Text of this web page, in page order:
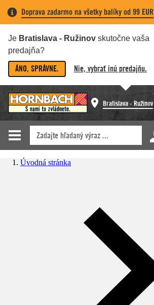
Doprava zadarmo na všetky balíky od 99 EUR
Je Bratislava - Ružinov skutočne vaša
predajňa?
ÁNO, SPRÁVNE. Nie, vybrať inú predajňu.
Bratislava - Ružinov
Úvodná stránka